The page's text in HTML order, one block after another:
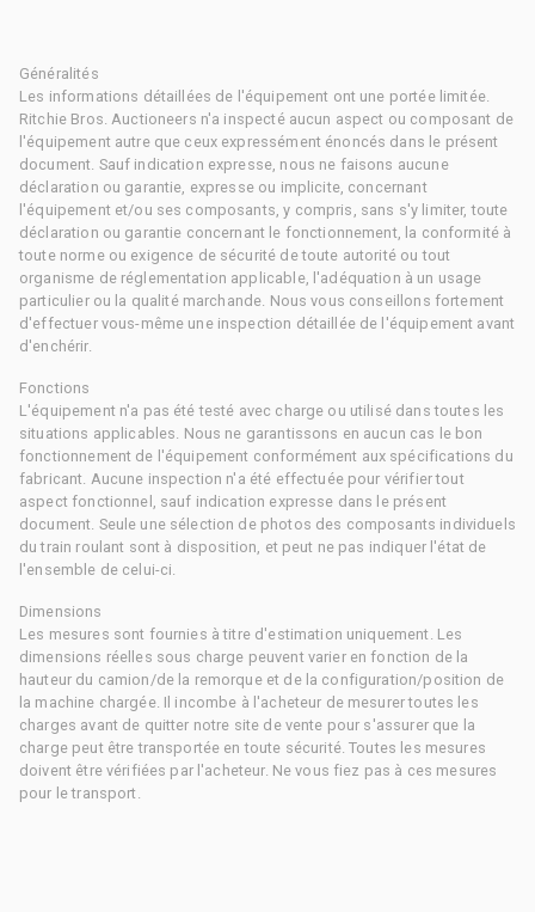
Généralités
Les informations détaillées de l'équipement ont une portée limitée.
Ritchie Bros. Auctioneers n'a inspecté aucun aspect ou composant de
l'équipement autre que ceux expressément énoncés dans le présent
document. Sauf indication expresse, nous ne faisons aucune
déclaration ou garantie, expresse ou implicite, concernant
l'équipement et/ou ses composants, y compris, sans s'y limiter, toute
déclaration ou garantie concernant le fonctionnement, la conformité à
toute norme ou exigence de sécurité de toute autorité ou tout
organisme de réglementation applicable, l'adéquation à un usage
particulier ou la qualité marchande. Nous vous conseillons fortement
d'effectuer vous-même une inspection détaillée de l'équipement avant
d'enchérir.
Fonctions
L'équipement n'a pas été testé avec charge ou utilisé dans toutes les
situations applicables. Nous ne garantissons en aucun cas le bon
fonctionnement de l'équipement conformément aux spécifications du
fabricant. Aucune inspection n'a été effectuée pour vérifier tout
aspect fonctionnel, sauf indication expresse dans le présent
document. Seule une sélection de photos des composants individuels
du train roulant sont à disposition, et peut ne pas indiquer l'état de
l'ensemble de celui-ci.
Dimensions
Les mesures sont fournies à titre d'estimation uniquement. Les
dimensions réelles sous charge peuvent varier en fonction de la
hauteur du camion/de la remorque et de la configuration/position de
la machine chargée. Il incombe à l'acheteur de mesurer toutes les
charges avant de quitter notre site de vente pour s'assurer que la
charge peut être transportée en toute sécurité. Toutes les mesures
doivent être vérifiées par l'acheteur. Ne vous fiez pas à ces mesures
pour le transport.